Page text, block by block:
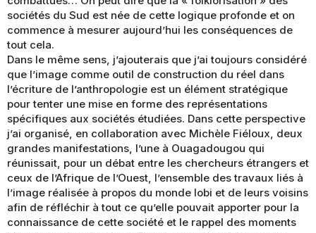
sociétés du Sud est née de cette logique profonde et on
commence à mesurer aujourd’hui les conséquences de
tout cela.
Dans le même sens, j’ajouterais que j’ai toujours considéré
que l’image comme outil de construction du réel dans
l’écriture de l’anthropologie est un élément stratégique
pour tenter une mise en forme des représentations
spécifiques aux sociétés étudiées. Dans cette perspective
j’ai organisé, en collaboration avec Michèle Fiéloux, deux
grandes manifestations, l’une à Ouagadougou qui
réunissait, pour un débat entre les chercheurs étrangers et
ceux de l’Afrique de l’Ouest, l’ensemble des travaux liés à
l’image réalisée à propos du monde lobi et de leurs voisins
afin de réfléchir à tout ce qu’elle pouvait apporter pour la
connaissance de cette société et le rappel des moments